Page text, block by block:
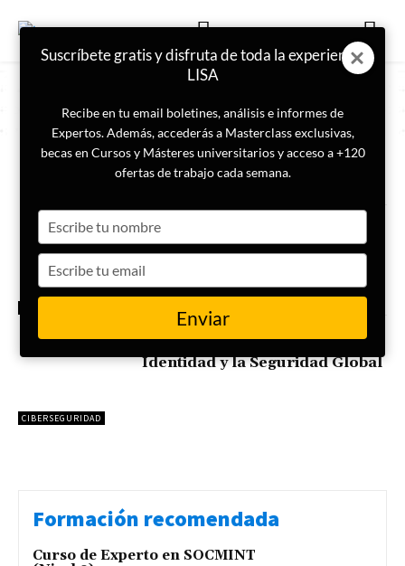
ETIQUETA
identidad
Tu mapa está cambiando: la
demografía es el arma secreta
que redefinirá tu cultura y tu
futuro
CIBERSEGURIDAD
C1b3rWall 2025: Forjando un
Identidad y la Seguridad Global
Formación recomendada
Curso de Experto en SOCMINT
Suscríbete gratis y disfruta de toda la experiencia
LISA
Recibe en tu email boletines, análisis e informes de
Expertos. Además, accederás a Masterclass exclusivas,
becas en Cursos y Másteres universitarios y acceso a +120
ofertas de trabajo cada semana.
your
name
your
email
Enviar